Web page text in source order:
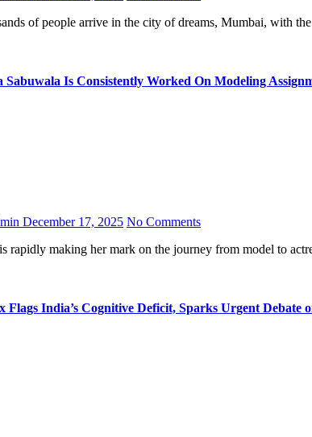
of people arrive in the city of dreams, Mumbai, with
Sabuwala Is Consistently Worked On Modeling
December 17, 2025 No Comments
is rapidly making her mark on the journey from model to
Flags India’s Cognitive Deficit, Sparks Urgent Debate